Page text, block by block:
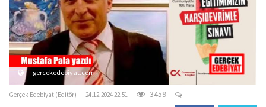
gercekedebiyat.com
Gerçek Edebiyat (Editör) 24.12.2024 22:51 3459